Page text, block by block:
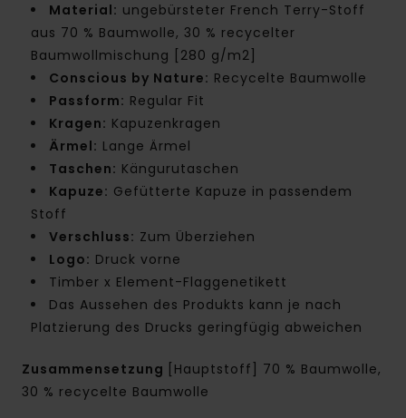
Material: ungebürsteter French Terry-Stoff
aus 70 % Baumwolle, 30 % recycelter
Baumwollmischung [280 g/m2]
Conscious by Nature: Recycelte Baumwolle
Passform: Regular Fit
Kragen: Kapuzenkragen
Ärmel: Lange Ärmel
Taschen: Kängurutaschen
Kapuze: Gefütterte Kapuze in passendem
Stoff
Verschluss: Zum Überziehen
Logo: Druck vorne
Timber x Element-Flaggenetikett
Das Aussehen des Produkts kann je nach
Platzierung des Drucks geringfügig abweichen
Zusammensetzung
[Hauptstoff] 70 % Baumwolle,
30 % recycelte Baumwolle